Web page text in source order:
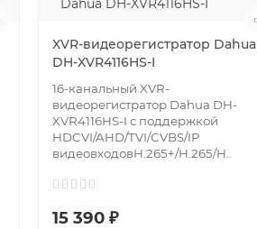
XVR-видеорегистратор Dahua
DH-XVR4116HS-I
16-канальный XVR-
видеорегистратор Dahua DH-
XVR4116HS-I с поддержкой
HDCVI/AHD/TVI/CVBS/IP
видеовходовH.265+/H.265/H..
15 390 ₽